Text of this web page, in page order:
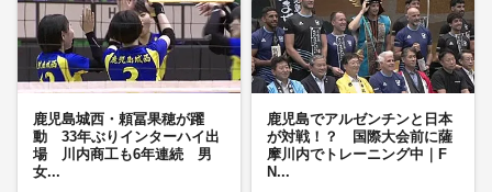
鹿児島城西・頼冨果穂が躍
動 33年ぶりインターハイ出
場 川内商工も6年連続 男
女...
鹿児島でアルゼンチンと日本
が対戦！？ 国際大会前に薩
摩川内でトレーニング中｜F
N...